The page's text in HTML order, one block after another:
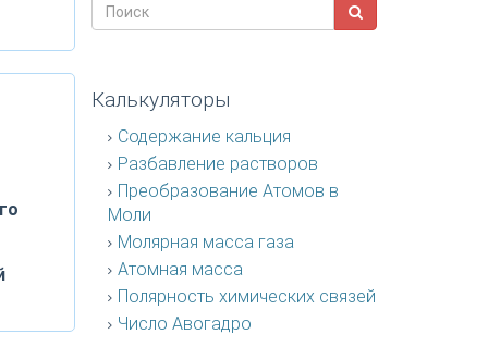
Калькуляторы
Содержание кальция
Разбавление растворов
Преобразование Атомов в
Моли
Молярная масса газа
Атомная масса
Полярность химических связей
Число Авогадро